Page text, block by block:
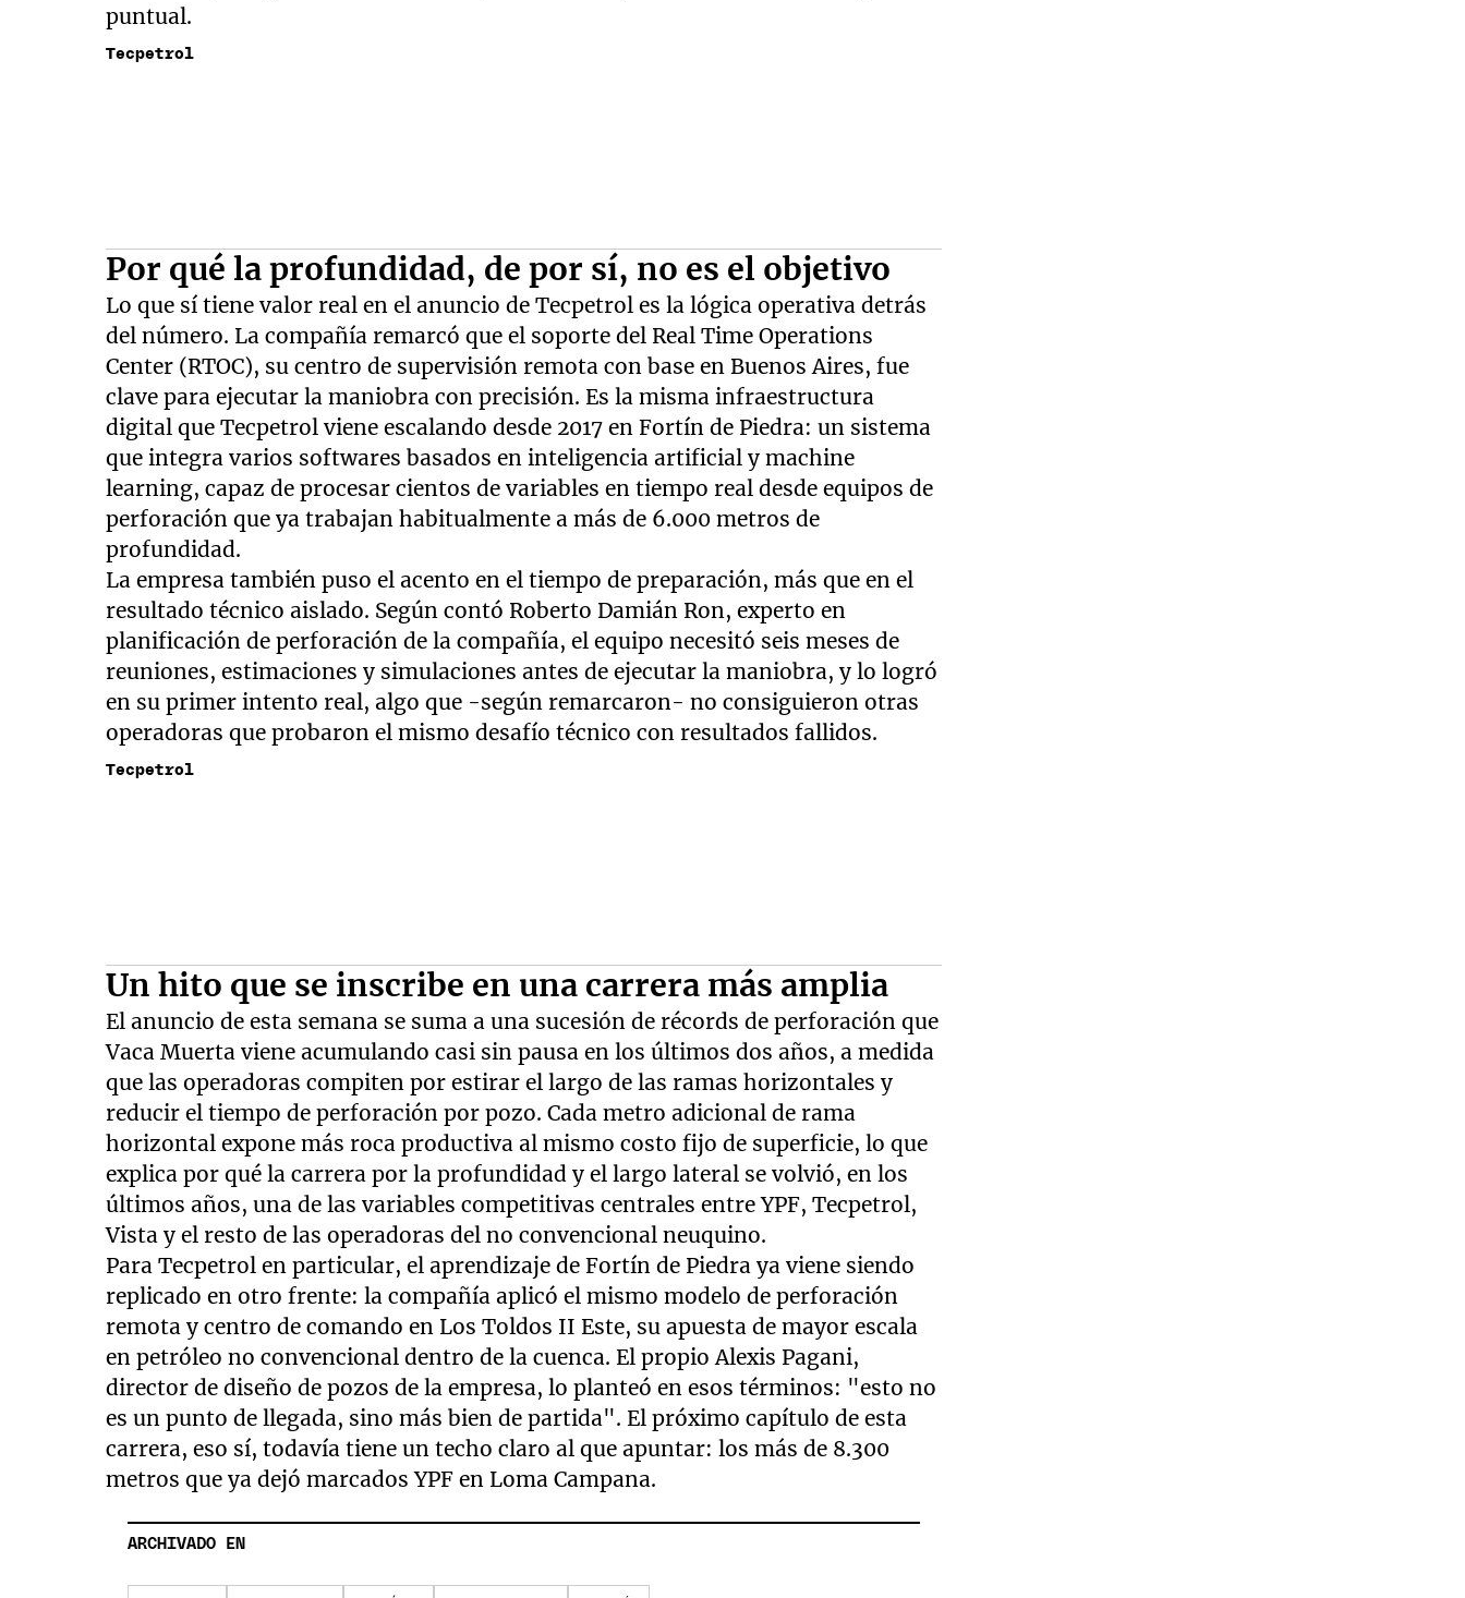
puntual.
Tecpetrol
Por qué la profundidad, de por sí, no es el objetivo
Lo que sí tiene valor real en el anuncio de Tecpetrol es la lógica operativa detrás
del número. La compañía remarcó que el soporte del Real Time Operations
Center (RTOC), su centro de supervisión remota con base en Buenos Aires, fue
clave para ejecutar la maniobra con precisión. Es la misma infraestructura
digital que Tecpetrol viene escalando desde 2017 en Fortín de Piedra: un sistema
que integra varios softwares basados en inteligencia artificial y machine
learning, capaz de procesar cientos de variables en tiempo real desde equipos de
perforación que ya trabajan habitualmente a más de 6.000 metros de
profundidad.
La empresa también puso el acento en el tiempo de preparación, más que en el
resultado técnico aislado. Según contó Roberto Damián Ron, experto en
planificación de perforación de la compañía, el equipo necesitó seis meses de
reuniones, estimaciones y simulaciones antes de ejecutar la maniobra, y lo logró
en su primer intento real, algo que -según remarcaron- no consiguieron otras
operadoras que probaron el mismo desafío técnico con resultados fallidos.
Tecpetrol
Un hito que se inscribe en una carrera más amplia
El anuncio de esta semana se suma a una sucesión de récords de perforación que
Vaca Muerta viene acumulando casi sin pausa en los últimos dos años, a medida
que las operadoras compiten por estirar el largo de las ramas horizontales y
reducir el tiempo de perforación por pozo. Cada metro adicional de rama
horizontal expone más roca productiva al mismo costo fijo de superficie, lo que
explica por qué la carrera por la profundidad y el largo lateral se volvió, en los
últimos años, una de las variables competitivas centrales entre YPF, Tecpetrol,
Vista y el resto de las operadoras del no convencional neuquino.
Para Tecpetrol en particular, el aprendizaje de Fortín de Piedra ya viene siendo
replicado en otro frente: la compañía aplicó el mismo modelo de perforación
remota y centro de comando en Los Toldos II Este, su apuesta de mayor escala
en petróleo no convencional dentro de la cuenca. El propio Alexis Pagani,
director de diseño de pozos de la empresa, lo planteó en esos términos: "esto no
es un punto de llegada, sino más bien de partida". El próximo capítulo de esta
carrera, eso sí, todavía tiene un techo claro al que apuntar: los más de 8.300
metros que ya dejó marcados YPF en Loma Campana.
ARCHIVADO EN